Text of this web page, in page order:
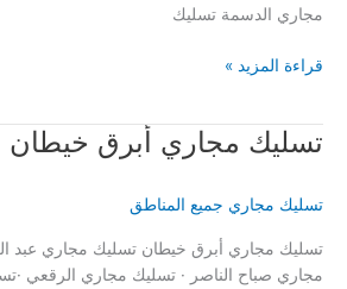
مجاري الدسمة تسليك
تسليك
قراءة المزيد »
تسليك مجاري أبرق خيطان
تسليك مجاري جميع المناطق
تسليك مجاري أبرق خيطان تسليك مجاري عبد
مجاري صباح الناصر · تسليك مجاري الرقعي